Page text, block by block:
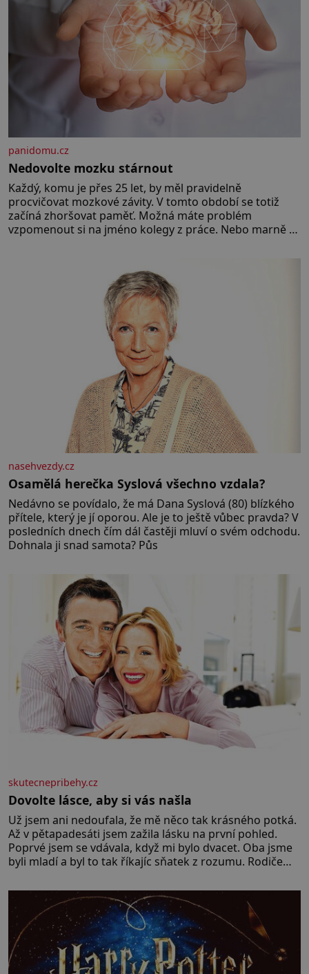
[…]
panidomu.cz
Nedovolte mozku stárnout
Každý, komu je přes 25 let, by měl pravidelně
procvičovat mozkové závity. V tomto období se totiž
začíná zhoršovat paměť. Možná máte problém
vzpomenout si na jméno kolegy z práce. Nebo marně v
rozhodla stávkovat. Cvičte
nasehvezdy.cz
Osamělá herečka Syslová všechno vzdala?
Nedávno se povídalo, že má Dana Syslová (80) blízkého
přítele, který je jí oporou. Ale je to ještě vůbec pravda? V
posledních dnech čím dál častěji mluví o svém odchodu.
Dohnala ji snad samota? Půs
skutecnepribehy.cz
Dovolte lásce, aby si vás našla
Už jsem ani nedoufala, že mě něco tak krásného potká.
Až v pětapadesáti jsem zažila lásku na první pohled.
Poprvé jsem se vdávala, když mi bylo dvacet. Oba jsme
byli mladí a byl to tak říkajíc sňatek z rozumu. Rodiče
muž. Manželství nám oběma moc nesvědčilo, brzy jsme
zjistili, že